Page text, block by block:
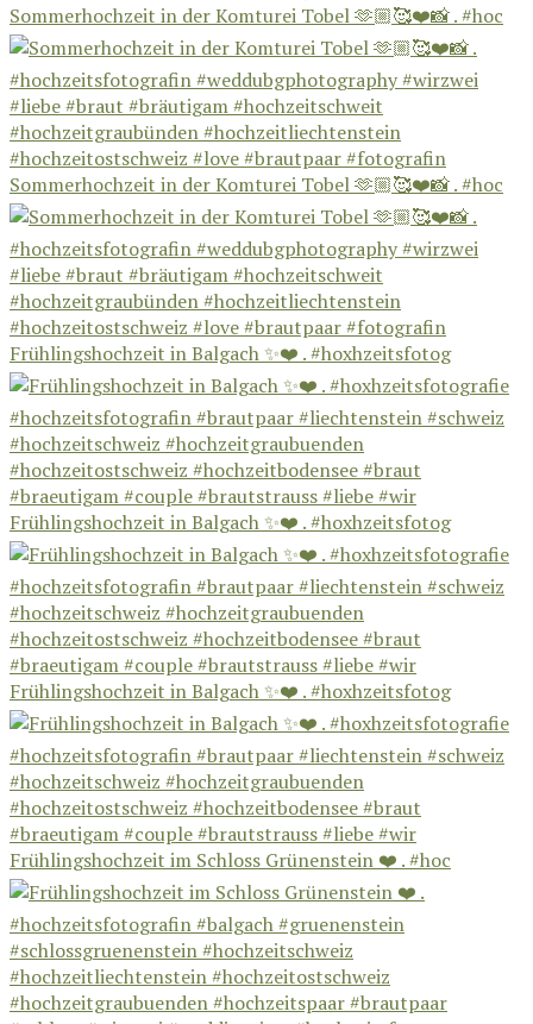
Sommerhochzeit in der Komturei Tobel 🫶🏼🥰❤️📸 . #hoc
Sommerhochzeit in der Komturei Tobel 🫶🏼🥰❤️📸 . #hoc
Frühlingshochzeit in Balgach ✨❤️ . #hoxhzeitsfotog
Frühlingshochzeit in Balgach ✨❤️ . #hoxhzeitsfotog
Frühlingshochzeit in Balgach ✨❤️ . #hoxhzeitsfotog
Frühlingshochzeit im Schloss Grünenstein ❤️ . #hoc